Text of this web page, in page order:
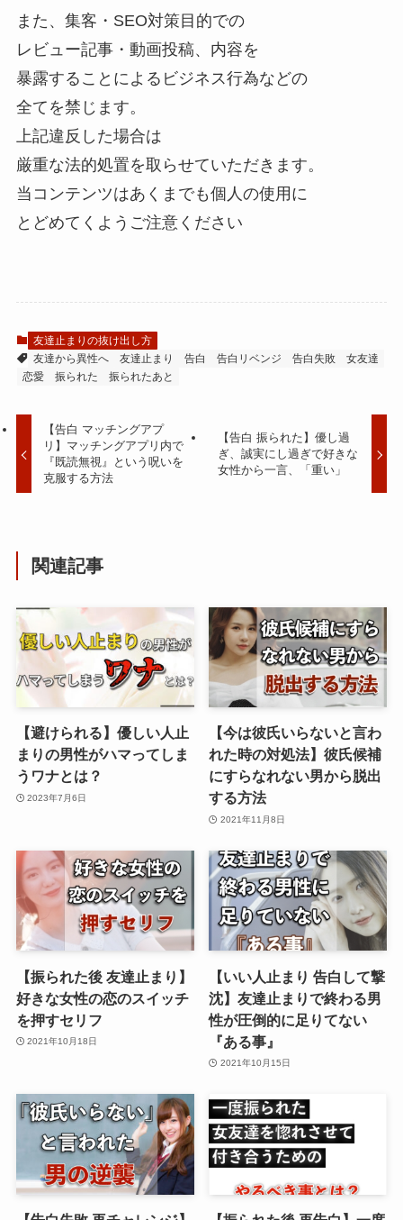
また、集客・SEO対策目的での
レビュー記事・動画投稿、内容を
暴露することによるビジネス行為などの
全てを禁じます。
上記違反した場合は
厳重な法的処置を取らせていただきます。
当コンテンツはあくまでも個人の使用に
とどめてくようご注意ください
友達止まりの抜け出し方
友達から異性へ
友達止まり 告白 告白リベンジ 告白失敗
女友達
恋愛
振られた 振られたあと
【告白 マッチングアプ
リ】マッチングアプリ内で
『既読無視』という呪いを
克服する方法
【告白 振られた】優し過
ぎ、誠実にし過ぎで好きな
女性から一言、「重い」
関連記事
【避けられる】優しい人止
まりの男性がハマってしま
うワナとは？
2023年7月6日
【今は彼氏いらないと言わ
れた時の対処法】彼氏候補
にすらなれない男から脱出
する方法
2021年11月8日
【振られた後 友達止まり】
好きな女性の恋のスイッチ
を押すセリフ
2021年10月18日
【いい人止まり 告白して撃
沈】友達止まりで終わる男
性が圧倒的に足りてない
『ある事』
2021年10月15日